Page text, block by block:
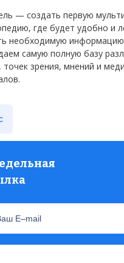
— создать первую
где будет удобно и
необходимую
самую полную базу
точек зрения, мнений и